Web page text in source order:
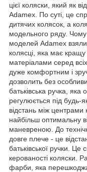
цієї коляски, який як
Adamex. По суті, це
дитячих колясок, а
модельного ряду. Чому
моделей Adamex
колясці, яка має кращу
матеріалами серед
дуже комфортним і
дозволить без
батьківська ручка,
регулюється під будь-
відстань між
найбільш оптимальну
маневреною. До
довге плече - це
батьківської ручки. Це
керованості коляски.
фарби, яка